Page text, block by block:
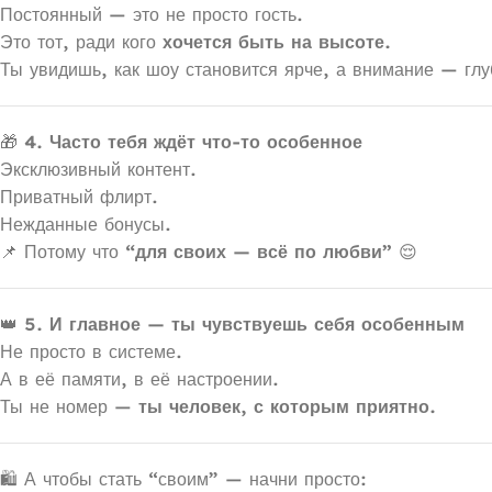
Постоянный — это не просто гость.
Это тот, ради кого хочется быть на высоте.
Ты увидишь, как шоу становится ярче, а внимание —
🎁 4. Часто тебя ждёт что-то особенное
Эксклюзивный контент.
Приватный флирт.
Нежданные бонусы.
📌 Потому что “для своих — всё по любви” 😌
👑 5. И главное — ты чувствуешь себя особенным
Не просто в системе.
А в её памяти, в её настроении.
Ты не номер — ты человек, с которым приятно.
🛍 А чтобы стать “своим” — начни просто: